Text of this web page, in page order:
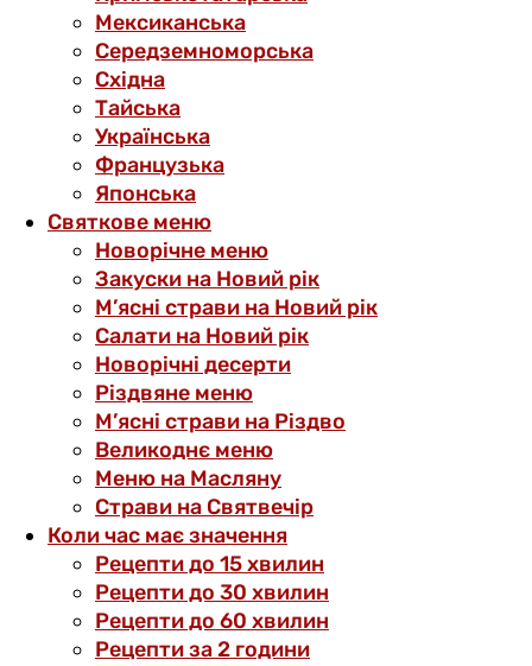
Мексиканська
Середземноморська
Східна
Тайська
Українська
Французька
Японська
Святкове меню
Новорічне меню
Закуски на Новий рік
М’ясні страви на Новий рік
Салати на Новий рік
Новорічні десерти
Різдвяне меню
М’ясні страви на Різдво
Великоднє меню
Меню на Масляну
Страви на Святвечір
Коли час має значення
Рецепти до 15 хвилин
Рецепти до 30 хвилин
Рецепти до 60 хвилин
Рецепти за 2 години